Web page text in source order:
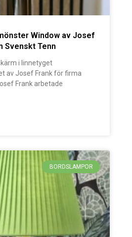
Window av Josef
Svenskt Tenn
i linnetyget
av Josef Frank för firma
Frank arbetade
BORDSLAMPOR